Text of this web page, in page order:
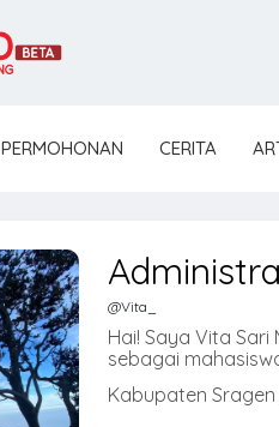
PERMOHONAN CERITA
@Vita_
Hai! Saya Vita
sebagai
Kabupaten